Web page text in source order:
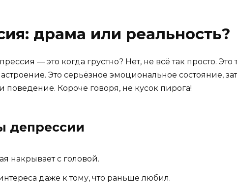
драма или реальность?
— это когда грустно? Нет, не всё так просто. Это
Это серьёзное эмоциональное состояние,
поведение. Короче говоря, не кусок пирога!
депрессии
накрывает с головой.
даже к тому, что раньше любил.